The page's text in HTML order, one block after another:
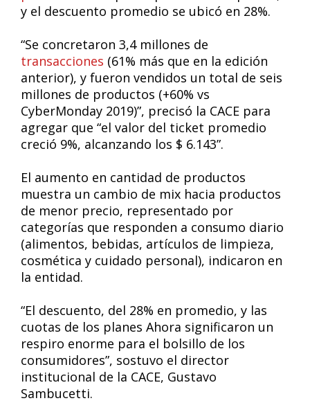
y el descuento promedio se ubicó en 28%.
“Se concretaron 3,4 millones de
transacciones (61% más que en la edición
anterior), y fueron vendidos un total de seis
millones de productos (+60% vs
CyberMonday 2019)”, precisó la CACE para
agregar que “el valor del ticket promedio
creció 9%, alcanzando los $ 6.143”.
El aumento en cantidad de productos
muestra un cambio de mix hacia productos
de menor precio, representado por
categorías que responden a consumo diario
(alimentos, bebidas, artículos de limpieza,
cosmética y cuidado personal), indicaron en
la entidad.
“El descuento, del 28% en promedio, y las
cuotas de los planes Ahora significaron un
respiro enorme para el bolsillo de los
consumidores”, sostuvo el director
institucional de la CACE, Gustavo
Sambucetti.